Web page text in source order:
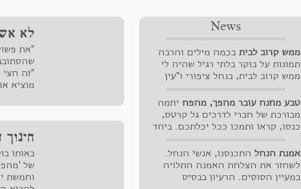
News
ממש קרוב לבית בכמה מילים והרבה
תמונות על בוקר בלתי רגיל שהיה לי
ממש קרוב לבית, בנחל ציפורי ו"עין
טבע מוזנח עובר מהפך, מהפח יוזמה
מבורכת של חברי לדרכים גל קרטס,
כנסו, קראו ותמכו ככל יכלתכם. ביחד
אמנת הנחל התכנסנו, אנשי הנחל.
לשחזר את הצלחת האמנה התלויה
במעיין הסוסים. הרעיון בבסיס
לא
"את
"זה חצי
מוציא
באותו
של
וחמשת